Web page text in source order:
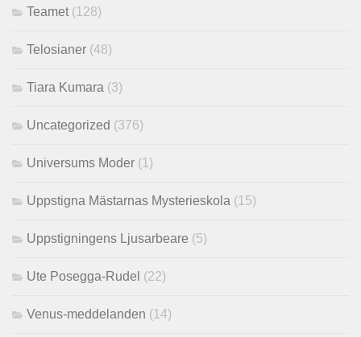
Teamet (128)
Telosianer (48)
Tiara Kumara (3)
Uncategorized (376)
Universums Moder (1)
Uppstigna Mästarnas Mysterieskola (15)
Uppstigningens Ljusarbeare (5)
Ute Posegga-Rudel (22)
Venus-meddelanden (14)